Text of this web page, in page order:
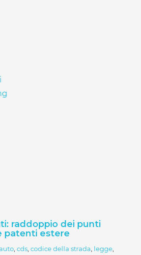
raddoppio dei punti
patenti estere
, cds, codice della strada, legge,